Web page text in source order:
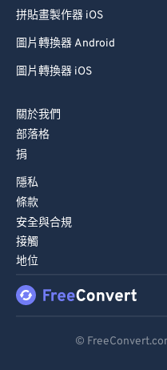
拼貼畫製作器 iOS
圖片轉換器 Android
圖片轉換器 iOS
關於我們
部落格
捐
隱私
條款
安全與合規
接觸
地位
©